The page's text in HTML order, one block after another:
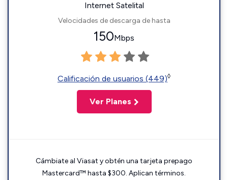
Internet Satelital
Velocidades de descarga de hasta
150Mbps
Calificación de usuarios (449)◊
Ver Planes
Cámbiate al Viasat y obtén una tarjeta prepago
Mastercard™ hasta $300. Aplican términos.